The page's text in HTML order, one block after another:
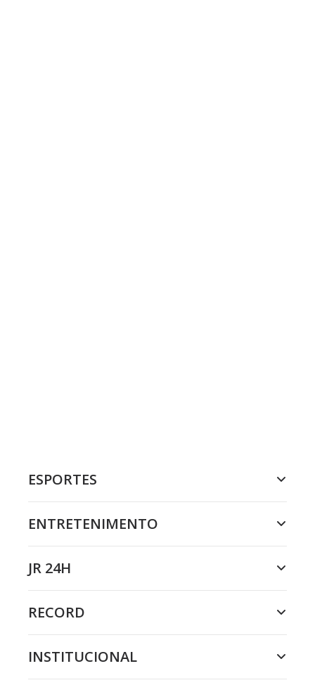
ESPORTES
ENTRETENIMENTO
JR 24H
RECORD
INSTITUCIONAL